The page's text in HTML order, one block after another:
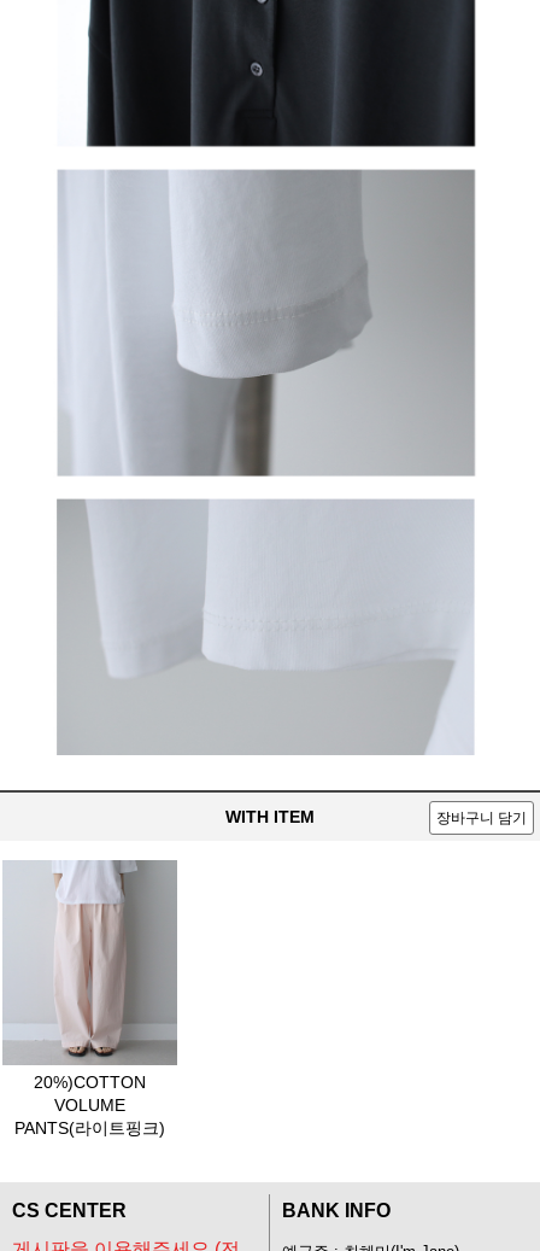
WITH ITEM 장바구니 담기
20%)COTTON
VOLUME
PANTS(라이트핑크)
CS CENTER
BANK INFO